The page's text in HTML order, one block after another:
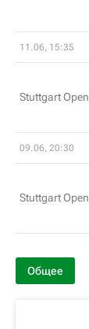
11.06, 15:35
Stuttgart Open
09.06, 20:30
Stuttgart Open
Общее